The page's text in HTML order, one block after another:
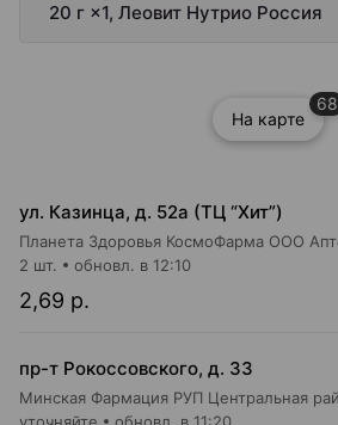
20 г ×1, Леовит Нутрио Россия
На карте
68
ул. Казинца, д. 52а (ТЦ “Хит”)
2,69 р.
2 шт. обновл. в 12:10
пр-т Рокоссовского, д. 33